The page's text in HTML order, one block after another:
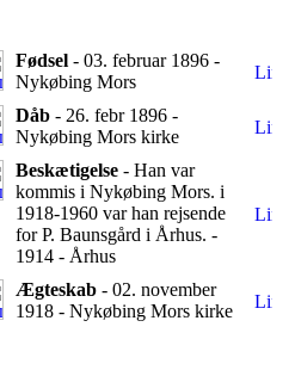
Fødsel - 03. februar 1896 -
Nykøbing Mors
Dåb - 26. febr 1896 -
Nykøbing Mors kirke
Beskætigelse - Han var
kommis i Nykøbing Mors. i
1918-1960 var han rejsende
for P. Baunsgård i Århus. -
1914 - Århus
Ægteskab - 02. november
1918 - Nykøbing Mors kirke